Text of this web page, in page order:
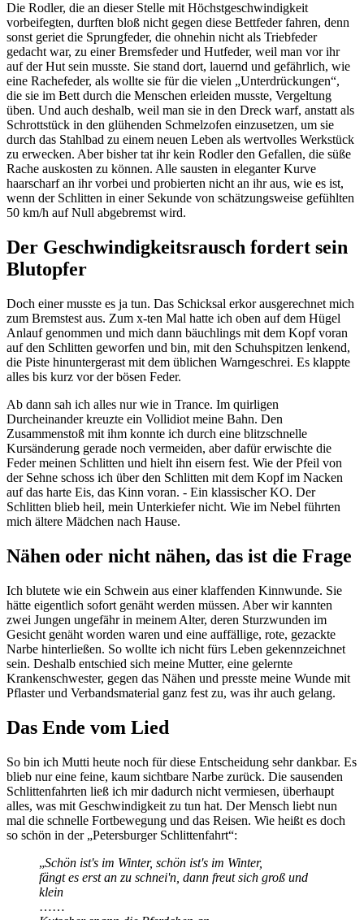
Die Rodler, die an dieser Stelle mit Höchstgeschwindigkeit
vorbeifegten, durften bloß nicht gegen diese Bettfeder fahren, denn
sonst geriet die Sprungfeder, die ohnehin nicht als Triebfeder
gedacht war, zu einer Bremsfeder und Hutfeder, weil man vor ihr
auf der Hut sein musste. Sie stand dort, lauernd und gefährlich, wie
eine Rachefeder, als wollte sie für die vielen
Unterdrückungen ,
die sie im Bett durch die Menschen erleiden musste, Vergeltung
üben. Und auch deshalb, weil man sie in den Dreck warf, anstatt als
Schrottstück in den glühenden Schmelzofen einzusetzen, um sie
durch das Stahlbad zu einem neuen Leben als wertvolles Werkstück
zu erwecken. Aber bisher tat ihr kein Rodler den Gefallen, die süße
Rache auskosten zu können. Alle sausten in eleganter Kurve
haarscharf an ihr vorbei und probierten nicht an ihr aus, wie es ist,
wenn der Schlitten in einer Sekunde von schätzungsweise gefühlten
50 km/h auf Null abgebremst wird.
Der Geschwindigkeitsrausch fordert sein
Blutopfer
Doch einer musste es ja tun. Das Schicksal erkor ausgerechnet mich
zum Bremstest aus. Zum x-ten Mal hatte ich oben auf dem Hügel
Anlauf genommen und mich dann bäuchlings mit dem Kopf voran
auf den Schlitten geworfen und bin, mit den Schuhspitzen lenkend,
die Piste hinuntergerast mit dem üblichen Warngeschrei. Es klappte
alles bis kurz vor der bösen Feder.
Ab dann sah ich alles nur wie in Trance. Im quirligen
Durcheinander kreuzte ein Vollidiot meine Bahn. Den
Zusammenstoß mit ihm konnte ich durch eine blitzschnelle
Kursänderung gerade noch vermeiden, aber dafür erwischte die
Feder meinen Schlitten und hielt ihn eisern fest. Wie der Pfeil von
der Sehne schoss ich über den Schlitten mit dem Kopf im Nacken
auf das harte Eis, das Kinn voran. - Ein klassischer KO. Der
Schlitten blieb heil, mein Unterkiefer nicht. Wie im Nebel führten
mich ältere Mädchen nach Hause.
Nähen oder nicht nähen, das ist die Frage
Ich blutete wie ein Schwein aus einer klaffenden Kinnwunde. Sie
hätte eigentlich sofort genäht werden müssen. Aber wir kannten
zwei Jungen ungefähr in meinem Alter, deren Sturzwunden im
Gesicht genäht worden waren und eine auffällige, rote, gezackte
Narbe hinterließen. So wollte ich nicht fürs Leben gekennzeichnet
sein. Deshalb entschied sich meine Mutter, eine gelernte
Krankenschwester, gegen das Nähen und presste meine Wunde mit
Pflaster und Verbandsmaterial ganz fest zu, was ihr auch gelang.
Das Ende vom Lied
So bin ich Mutti heute noch für diese Entscheidung sehr dankbar. Es
blieb nur eine feine, kaum sichtbare Narbe zurück. Die sausenden
Schlittenfahrten ließ ich mir dadurch nicht vermiesen, überhaupt
alles, was mit Geschwindigkeit zu tun hat. Der Mensch liebt nun
mal die schnelle Fortbewegung und das Reisen. Wie heißt es doch
so schön in der Petersburger Schlittenfahrt :
Schön ist's im Winter, schön ist's im Winter,
fängt es erst an zu schnei'n, dann freut sich groß und
klein
……